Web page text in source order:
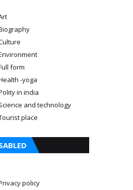
form
-yoga
in india
and technology
place
policy